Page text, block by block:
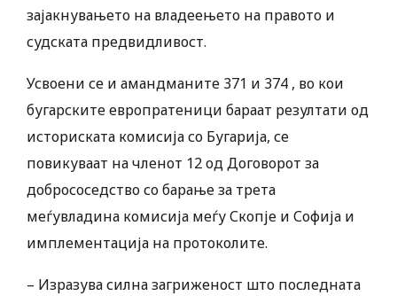
зајакнувањето на владеењето на правото и
судската предвидливост.
Усвоени се и амандманите 371 и 374 , во кои
бугарските европратеници бараат резултати од
историската комисија со Бугарија, се
повикуваат на членот 12 од Договорот за
добрососедство со барање за трета
меѓувладина комисија меѓу Скопје и Софија и
имплементација на протоколите.
– Изразува силна загриженост што последната